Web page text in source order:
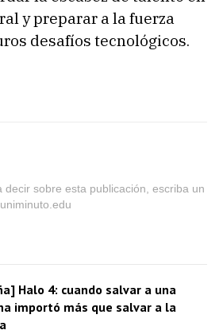
y preparar a la fuerza
desafíos tecnológicos.
decir sobre esta publicación, escriba un
Halo 4: cuando salvar a una
importó más que salvar a la